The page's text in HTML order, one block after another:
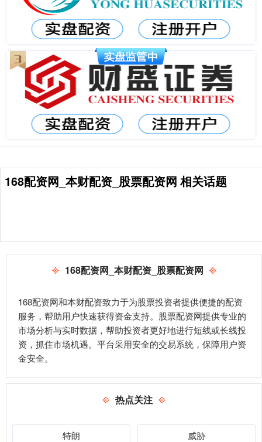
168配资网_本财配资_股票配资网 相关话题
168配资网_本财配资_股票配资网
168配资网和本财配资致力于为股票投资者提供便捷的配资
服务，帮助用户快速获得资金支持。股票配资网提供专业的
市场分析与实时数据，帮助投资者更好地进行短线或长线投
资，抓住市场机遇。平台采用安全的交易系统，保障用户资
金安全。
热点关注
特朗 威胁